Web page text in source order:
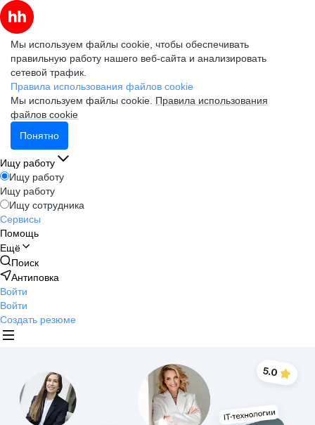
Мы используем файлы cookie, чтобы обеспечивать
правильную работу нашего веб-сайта и анализировать
сетевой трафик.
Правила использования файлов cookie
Мы используем файлы cookie. Правила использования
файлов cookie
Понятно
Ищу работу
Ищу работу
Ищу работу
Ищу сотрудника
Сервисы
Помощь
Ещё
Поиск
Антиповка
Войти
Войти
Создать резюме